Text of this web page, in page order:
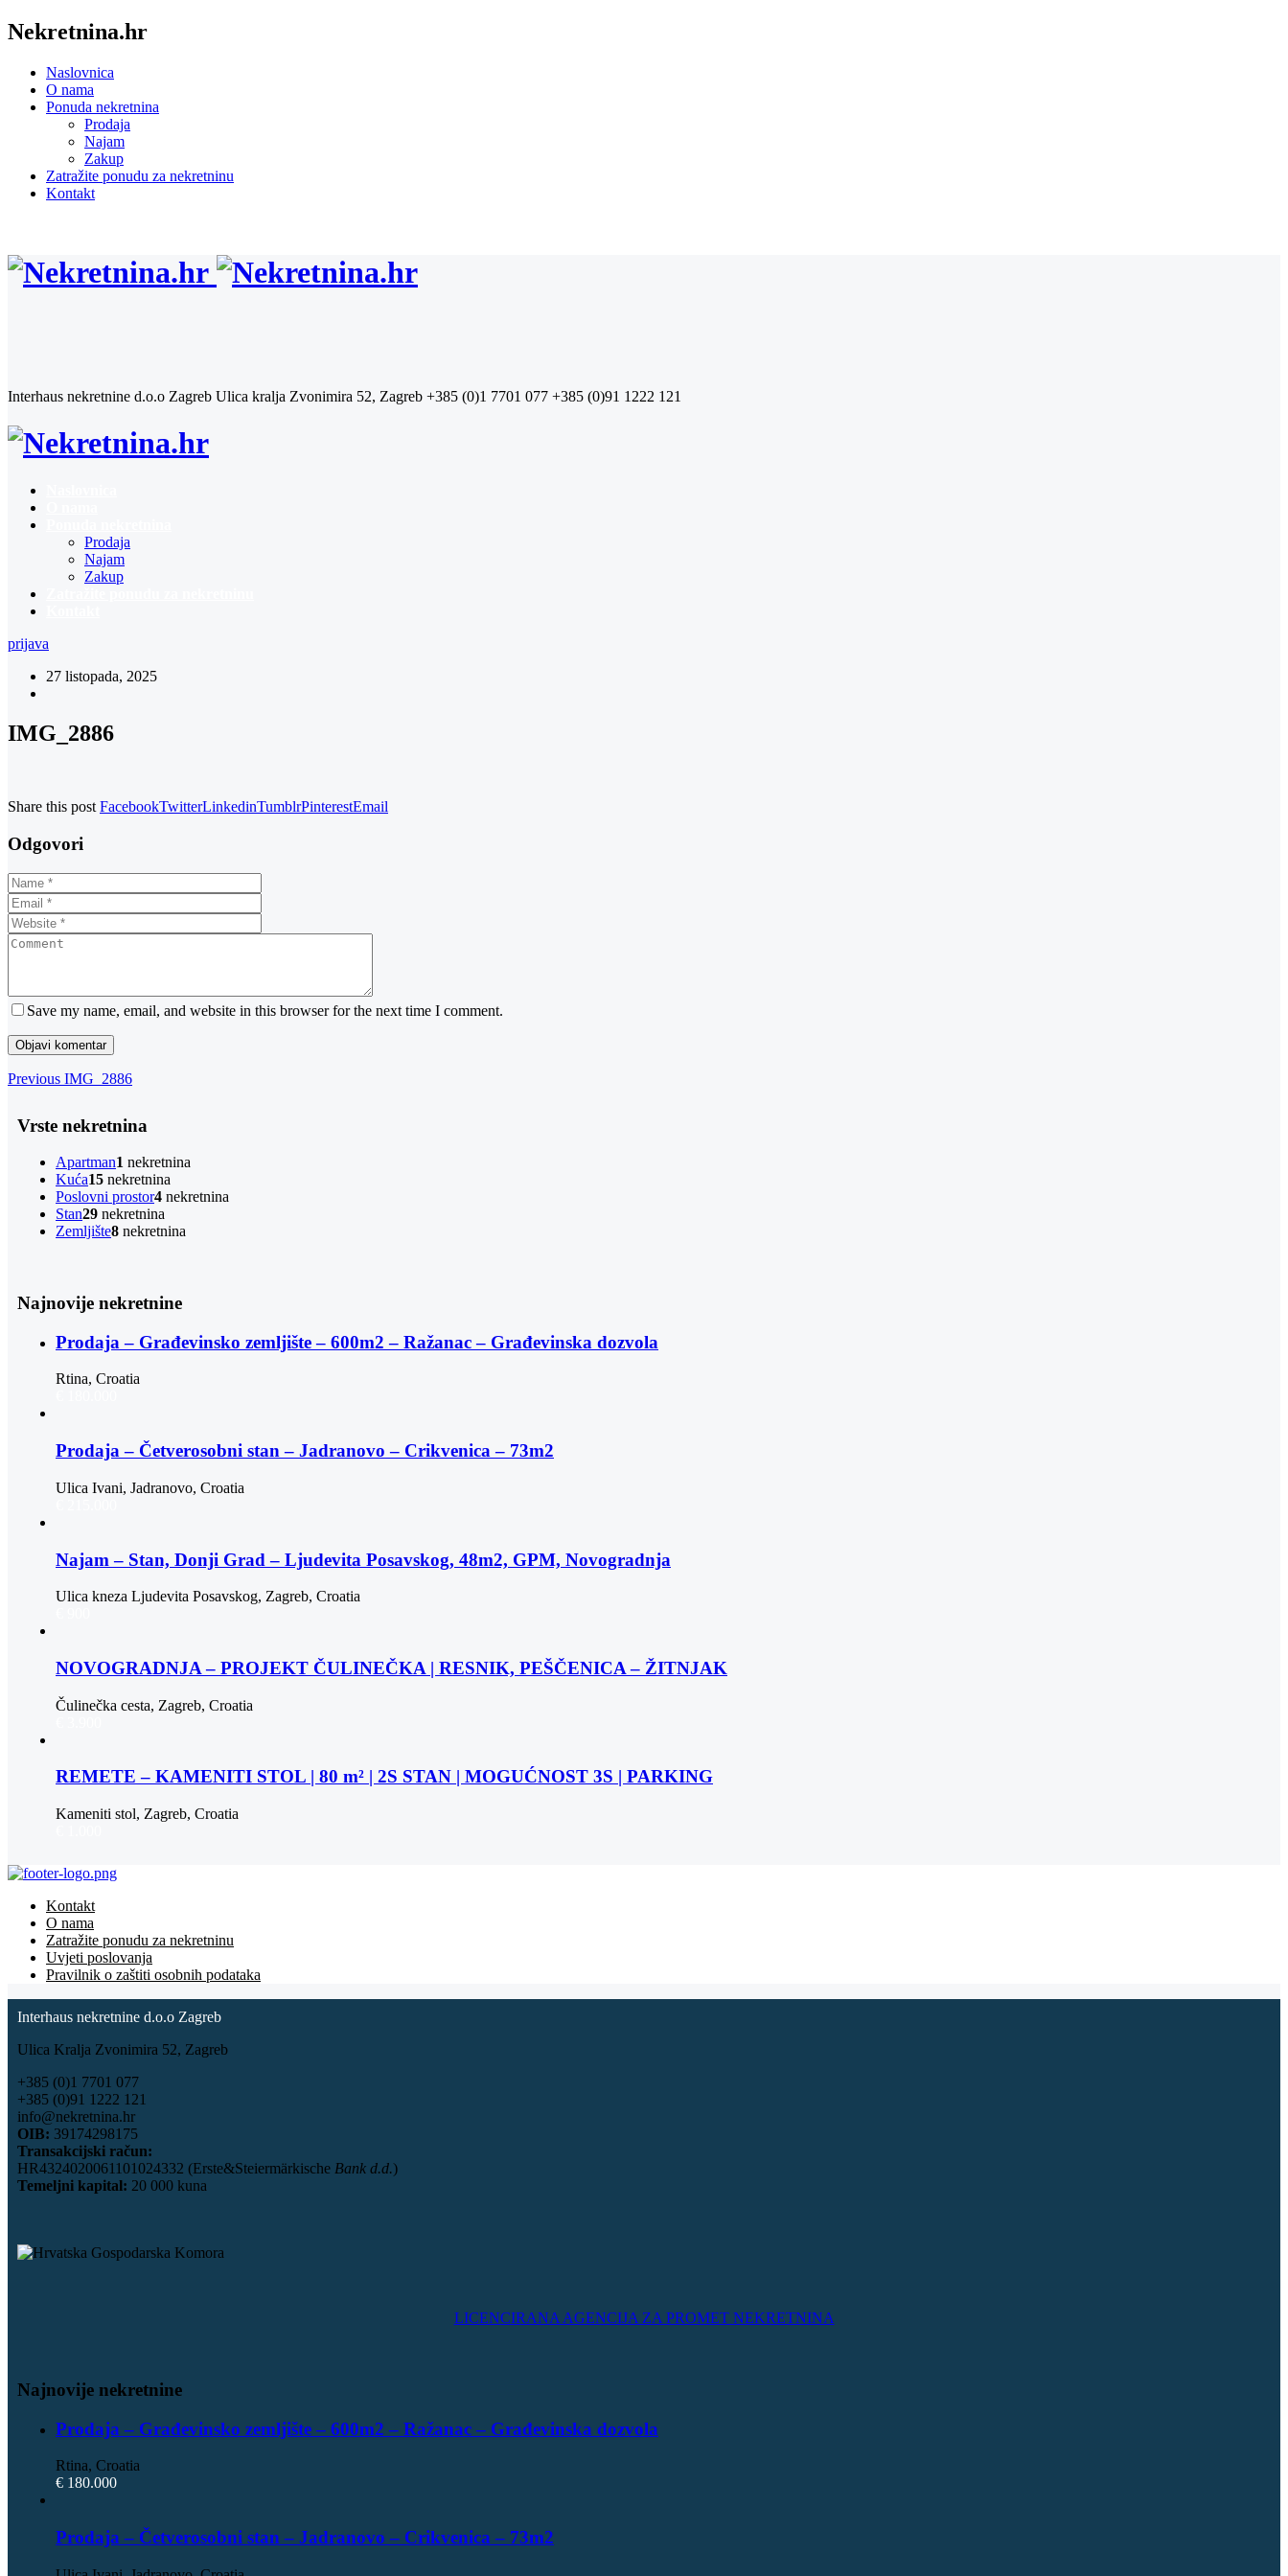
Nekretnina.hr
Naslovnica
O nama
Ponuda nekretnina
Prodaja
Najam
Zakup
Zatražite ponudu za nekretninu
Kontakt
Interhaus nekretnine d.o.o Zagreb Ulica kralja Zvonimira 52, Zagreb +385 (0)1 7701 077 +385 (0)91 1222 121
Prodaja
Najam
Zakup
prijava
27 listopada, 2025
IMG_2886
Share this post FacebookTwitterLinkedinTumblrPinterestEmail
Odgovori
Save my name, email, and website in this browser for the next time I comment.
Navigacija
Previous
Previous IMG_2886
Vrste nekretnina
Apartman1 nekretnina
Kuća15 nekretnina
Poslovni prostor4 nekretnina
Stan29 nekretnina
Zemljište8 nekretnina
Najnovije nekretnine
Prodaja – Građevinsko zemljište – 600m2 – Ražanac – Građevinska dozvola
Rtina, Croatia
Prodaja – Četverosobni stan – Jadranovo – Crikvenica – 73m2
Ulica Ivani, Jadranovo, Croatia
Najam – Stan, Donji Grad – Ljudevita Posavskog, 48m2, GPM, Novogradnja
Ulica kneza Ljudevita Posavskog, Zagreb, Croatia
NOVOGRADNJA – PROJEKT ČULINEČKA | RESNIK, PEŠČENICA – ŽITNJAK
Čulinečka cesta, Zagreb, Croatia
REMETE – KAMENITI STOL | 80 m² | 2S STAN | MOGUĆNOST 3S | PARKING
Kameniti stol, Zagreb, Croatia
Kontakt
O nama
Zatražite ponudu za nekretninu
Uvjeti poslovanja
Pravilnik o zaštiti osobnih podataka
Interhaus nekretnine d.o.o Zagreb
Ulica Kralja Zvonimira 52, Zagreb
+385 (0)1 7701 077
+385 (0)91 1222 121
info@nekretnina.hr
OIB: 39174298175
Transakcijski račun:
HR4324020061101024332 (Erste&Steiermärkische Bank d.d.)
Temeljni kapital: 20 000 kuna
LICENCIRANA AGENCIJA ZA PROMET NEKRETNINA
Najnovije nekretnine
Prodaja – Građevinsko zemljište – 600m2 – Ražanac – Građevinska dozvola
Rtina, Croatia
€ 180.000
Prodaja – Četverosobni stan – Jadranovo – Crikvenica – 73m2